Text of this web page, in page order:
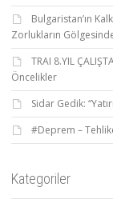
Bulgaristan’ın
Zorlukların
TRAI 8.YIL
Öncelikler
Sidar Gedik:
#Deprem –
Kategoriler